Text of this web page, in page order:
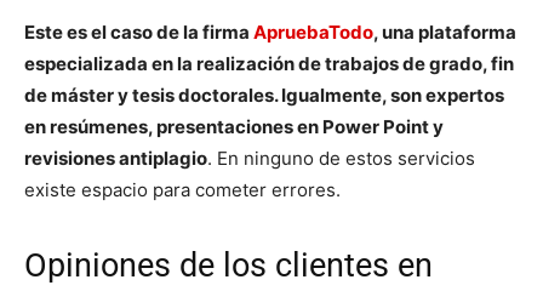
Este es el caso de la firma ApruebaTodo, una plataforma
especializada en la realización de trabajos de grado, fin
de máster y tesis doctorales. Igualmente, son expertos
en resúmenes, presentaciones en Power Point y
revisiones antiplagio. En ninguno de estos servicios
existe espacio para cometer errores.
Opiniones de los clientes en